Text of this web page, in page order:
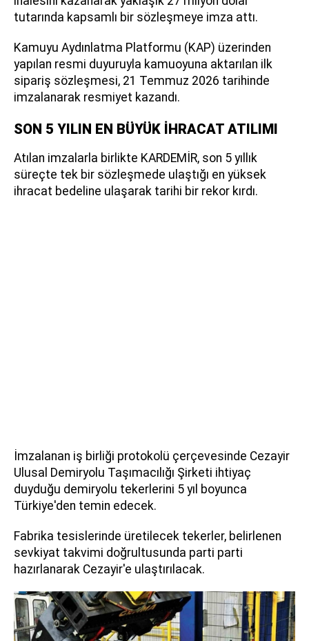
tutarında kapsamlı bir sözleşmeye imza attı.
Kamuyu Aydınlatma Platformu (KAP) üzerinden
yapılan resmi duyuruyla kamuoyuna aktarılan ilk
sipariş sözleşmesi, 21 Temmuz 2026 tarihinde
imzalanarak resmiyet kazandı.
SON 5 YILIN EN BÜYÜK İHRACAT ATILIMI
Atılan imzalarla birlikte KARDEMİR, son 5 yıllık
süreçte tek bir sözleşmede ulaştığı en yüksek
ihracat bedeline ulaşarak tarihi bir rekor kırdı.
İmzalanan iş birliği protokolü çerçevesinde Cezayir
Ulusal Demiryolu Taşımacılığı Şirketi ihtiyaç
duyduğu demiryolu tekerlerini 5 yıl boyunca
Türkiye'den temin edecek.
Fabrika tesislerinde üretilecek tekerler, belirlenen
sevkiyat takvimi doğrultusunda parti parti
hazırlanarak Cezayir'e ulaştırılacak.